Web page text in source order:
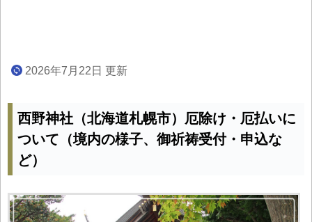
2026年7月22日 更新
西野神社（北海道札幌市）厄除け・厄払いに
ついて（境内の様子、御祈祷受付・申込な
ど）